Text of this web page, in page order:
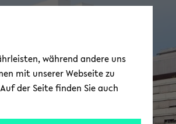
während andere uns
mit unserer Webseite zu
der Seite finden Sie auch